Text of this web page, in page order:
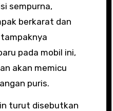
sempurna,
berkarat dan
pada mobil ini,
akan memicu
puris.
turut disebutkan